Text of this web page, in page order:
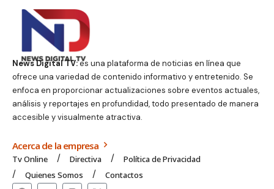
News Digital TV:es una plataforma de noticias en línea que
ofrece una variedad de contenido informativo y entretenido. Se
enfoca en proporcionar actualizaciones sobre eventos actuales,
análisis y reportajes en profundidad, todo presentado de manera
accesible y visualmente atractiva.
Acerca de la empresa
Tv Online Directiva
Política de Privacidad
Quienes Somos
Contactos